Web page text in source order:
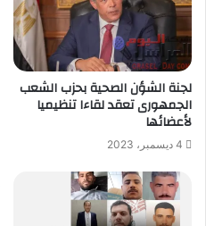
لجنة الشؤن الصحية بحزب الشعب
الجمهورى تعقد لقاءا تنظيميا
لأعضائها
4 ديسمبر، 2023